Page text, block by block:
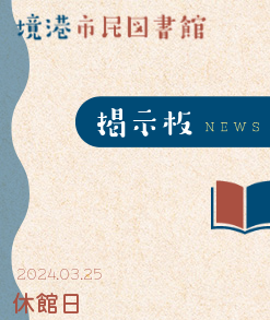
2024.03.25
休館日